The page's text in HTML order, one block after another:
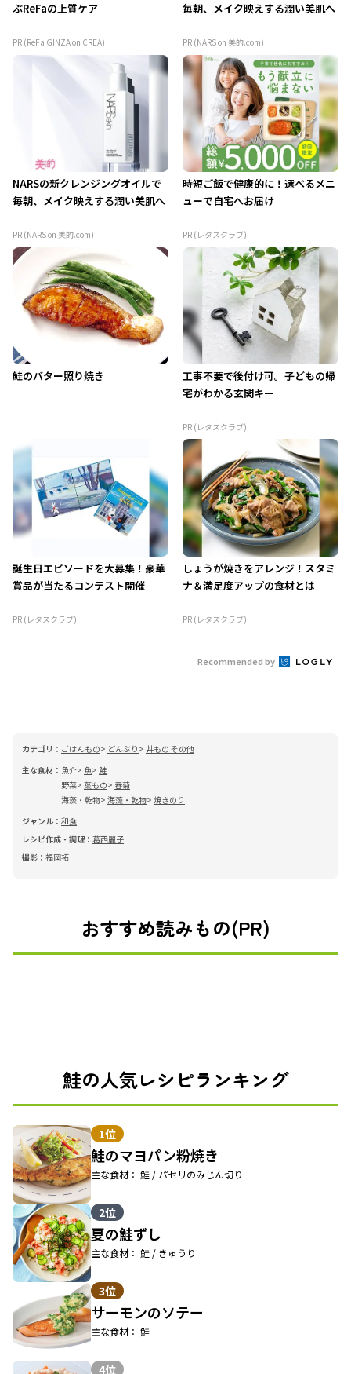
ぶReFaの上質ケア
PR (ReFa GINZA on CREA)
毎朝、メイク映えする潤い美肌へ
PR (NARS on 美的.com)
NARSの新クレンジングオイルで
毎朝、メイク映えする潤い美肌へ
PR (NARS on 美的.com)
時短ご飯で健康的に！選べるメニ
ューで自宅へお届け
PR (レタスクラブ)
鮭のバター照り焼き
工事不要で後付け可。子どもの帰
宅がわかる玄関キー
PR (レタスクラブ)
誕生日エピソードを大募集！豪華
賞品が当たるコンテスト開催
PR (レタスクラブ)
しょうが焼きをアレンジ！スタミ
ナ＆満足度アップの食材とは
PR (レタスクラブ)
Recommended by
カテゴリ： ごはんもの どんぶり
丼もの その他
主な食材： 魚介 魚 鮭
野菜 葉もの
春菊
海藻・乾物 海藻・乾物 焼きのり
ジャンル： 和食
レシピ作成・調理： 葛西麗子
撮影： 福岡拓
おすすめ読みもの(PR)
鮭の人気レシピランキング
1位
鮭のマヨパン粉焼き
主な食材： 鮭 / パセリのみじん切り
2位
夏の鮭ずし
主な食材： 鮭 / きゅうり
3位
サーモンのソテー
主な食材： 鮭
4位